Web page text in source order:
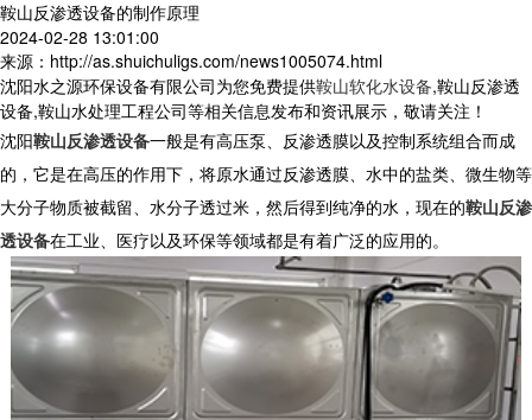
鞍山反渗透设备的制作原理
2024-02-28 13:01:00
来源：http://as.shuichuligs.com/news1005074.html
沈阳水之源环保设备有限公司为您免费提供鞍山软化水设备,鞍山反渗透
设备,鞍山水处理工程公司等相关信息发布和资讯展示，敬请关注！
沈阳鞍山反渗透设备一般是有高压泵、反渗透膜以及控制系统组合而成
的，它是在高压的作用下，将原水通过反渗透膜、水中的盐类、微生物等
大分子物质被截留、水分子透过米，然后得到纯净的水，现在的鞍山反渗
透设备在工业、医疗以及环保等领域都是有着广泛的应用的。